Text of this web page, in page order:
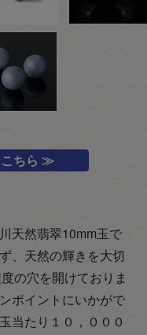
こちら ≫
天然翡翠10mm玉で
、天然の輝きを大切
の穴を開けておりま
ポイントにいかがで
当たり１０，０００